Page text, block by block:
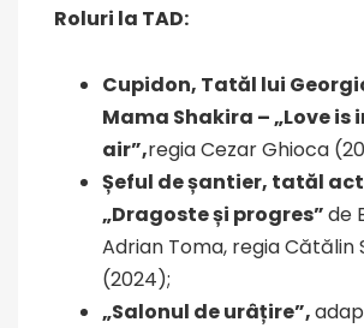
Roluri la TAD:
Cupidon, Tatăl lui
Mama Shakira – „Love is
air”,regia Cezar Ghioca
Șeful de șantier, tatăl
„Dragoste și progres”de
Adrian Toma, regia Cătălin
(2024);
„Salonul de urâțire”,